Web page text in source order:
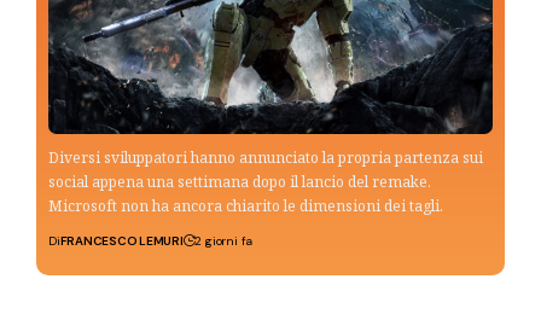
Diversi sviluppatori hanno annunciato la propria partenza sui
social appena una settimana dopo il lancio del remake.
Microsoft non ha ancora chiarito le dimensioni dei tagli.
DiFRANCESCO LEMURI 2 giorni fa